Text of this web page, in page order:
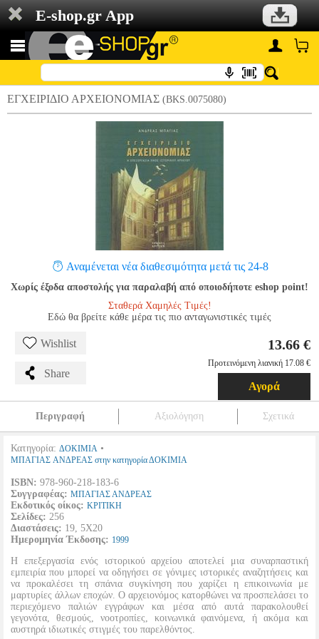
E-shop.gr App
ΕΓΧΕΙΡΙΔΙΟ ΑΡΧΕΙΟΝΟΜΙΑΣ (BKS.0075080)
Αναμένεται νέα διαθεσιμότητα μετά τις 24-8
Χωρίς έξοδα αποστολής για παραλαβή από οποιοδήποτε eshop point!
Σταθερά Χαμηλές Τιμές!
Εδώ θα βρείτε κάθε μέρα τις πιο ανταγωνιστικές τιμές
Wishlist
Share
13.66 €
Προτεινόμενη λιανική 17.08 €
Αγορά
Περιγραφή Αξιολόγηση Σχετικά
Κατηγορία: ΔΟΚΙΜΙΑ •
ΜΠΑΓΙΑΣ ΑΝΔΡΕΑΣ στην κατηγορία ΔΟΚΙΜΙΑ
ISBN: 978-960-218-183-6
Συγγραφέας: ΜΠΑΓΙΑΣ ΑΝΔΡΕΑΣ
Εκδοτικός οίκος: ΚΡΙΤΙΚΗ
Σελίδες: 256
Διαστάσεις: 19, 5Χ20
Ημερομηνία Έκδοσης: 1999
Η επεξεργασία ενός ιστορικού αρχείου αποτελεί μια συναρπαστική
εμπειρία που μπορεί να οδηγήσει σε γόνιμες ιστορικές αναζητήσεις και
να προκαλέσει τη σπάνια συγκίνηση που χαρίζει η επικοινωνία με
μαρτυρίες άλλων εποχών. Ο αρχειονόμος κατορθώνει να προσπελάσει το
περιεχόμενο παλιών εγγράφων και μέσα από αυτά παρακολουθεί
γεγονότα, θεσμούς, νοοτροπίες, κοινωνικά φαινόμενα, ή ακόμα και
αυστηρά ιδιωτικές στιγμές του παρελθόντος.